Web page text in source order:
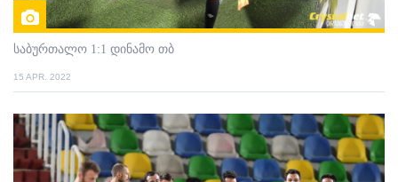
საბურთალო 1:1 დინამო თბ
15 APR. 2022